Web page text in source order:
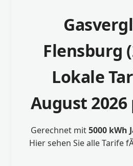
Flensburg
Lokale
August
Gerechnet mit5000 kWh
Hier sehen Sie alle Tarife